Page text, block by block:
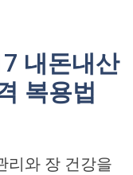
내돈내산
복용법
리와 장 건강을